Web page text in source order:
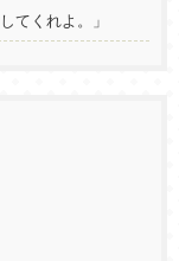
てくれよ。」